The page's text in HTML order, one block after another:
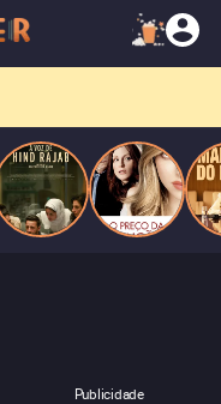
Publicidade